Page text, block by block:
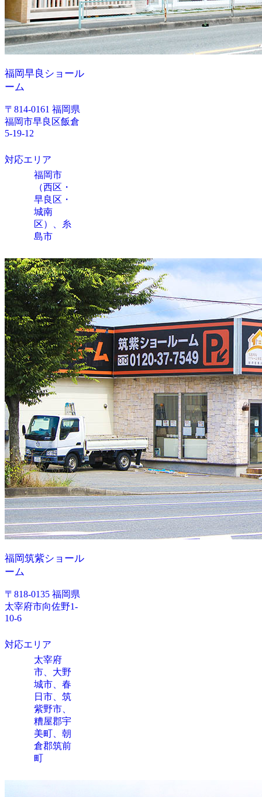
福岡早良ショール
ーム
〒814-0161 福岡県
福岡市早良区飯倉
5-19-12
対応エリア
福岡市
（西区・
早良区・
城南
区）、糸
島市
福岡筑紫ショール
ーム
〒818-0135 福岡県
太宰府市向佐野1-
10-6
対応エリア
太宰府
市、大野
城市、春
日市、筑
紫野市、
糟屋郡宇
美町、朝
倉郡筑前
町